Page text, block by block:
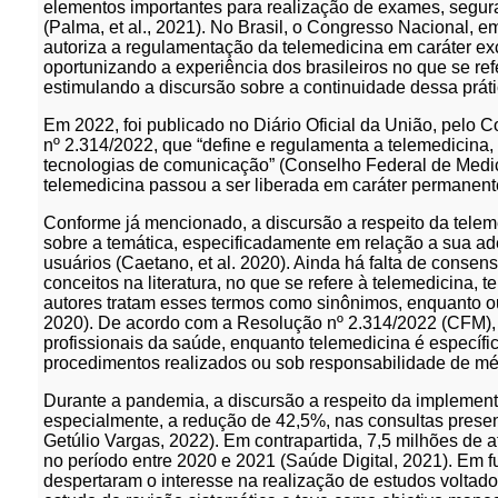
elementos importantes para realização de exames,
(Palma, et al., 2021). No Brasil, o Congresso Nacional,
autoriza a regulamentação da telemedicina em caráter
oportunizando a experiência dos brasileiros no que se
estimulando a discursão sobre a continuidade dessa
Em 2022, foi publicado no Diário Oficial da União, pelo
nº 2.314/2022, que “define e regulamenta a
tecnologias de comunicação” (Conselho Federal de
telemedicina passou a ser liberada em caráter
Conforme já mencionado, a discursão a respeito da
sobre a temática, especificadamente em relação a sua
usuários (Caetano, et al. 2020). Ainda há falta de
conceitos na literatura, no que se refere à telemedicina,
autores tratam esses termos como sinônimos, enquanto
2020). De acordo com a Resolução nº 2.314/2022
profissionais da saúde, enquanto telemedicina é
procedimentos realizados ou sob responsabilidade de
Durante a pandemia, a discursão a respeito da
especialmente, a redução de 42,5%, nas consultas
Getúlio Vargas, 2022). Em contrapartida, 7,5 milhões de
no período entre 2020 e 2021 (Saúde Digital, 2021). Em
despertaram o interesse na realização de estudos